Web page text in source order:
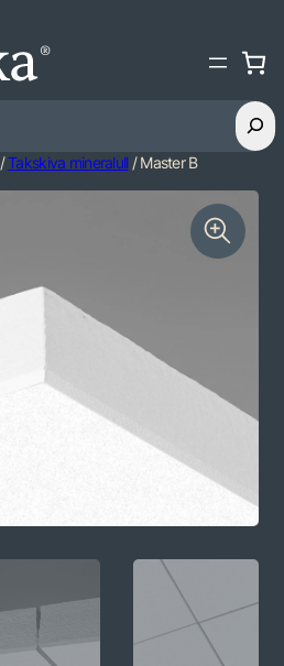
/Takskiva mineralull/ Master B